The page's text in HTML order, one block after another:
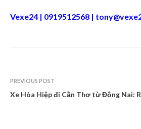
Vexe24 | 0919512568 |
PREVIOUS POST
Xe Hòa Hiệp đi Cần Thơ từ Đồng Nai: